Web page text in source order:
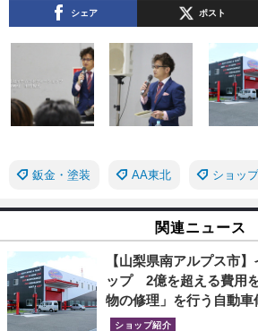
シェア ポスト
鈑金・塗装 AA東北 ショッ
関連ニュース
【山梨県南アルプス市
ップ 2億を超える費用
物の修理」を行う自動車
ショップ紹介